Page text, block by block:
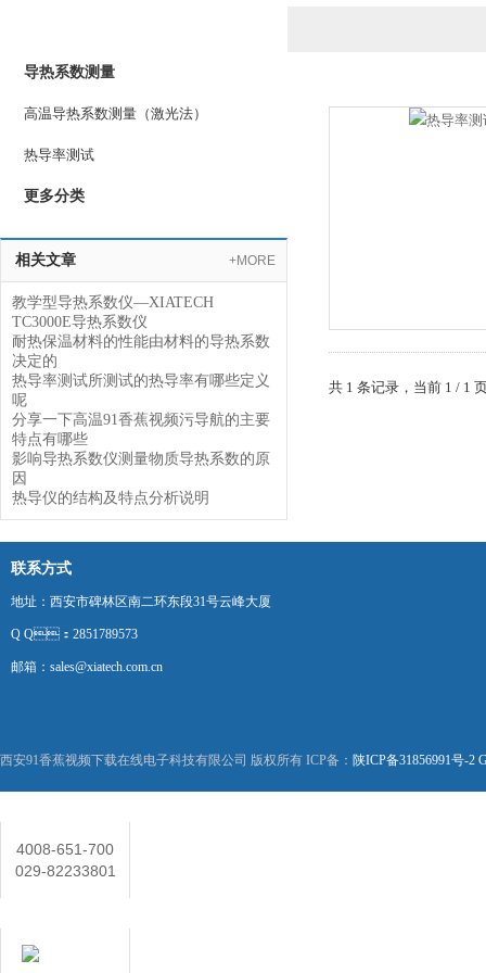
导热系数测量
高温导热系数测量（激光法）
热导率测试
更多分类
相关文章 +MORE
教学型导热系数仪—XIATECH
TC3000E导热系数仪
耐热保温材料的性能由材料的导热系数
决定的
热导率测试所测试的热导率有哪些定义
呢
分享一下高温91香蕉视频污导航的主要
特点有哪些
影响导热系数仪测量物质导热系数的原
因
热导仪的结构及特点分析说明
共 1 条记录，当前 1 /
联系方式
地址：西安市碑林区南二环东段31号云峰大厦
Q Q：2851789573
邮箱：sales@xiatech.com.cn
西安91香蕉视频下载在线电子科技有限公司 版权所有 ICP备： 陕ICP备31856991号-2
4008-651-700
029-82233801